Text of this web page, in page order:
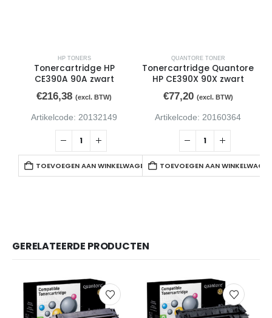
HP TONERS
Tonercartridge HP
CE390A 90A zwart
€216,38 (excl. BTW)
Artikelcode: 20132149
TOEVOEGEN AAN WINKELWAGEN
QUANTORE TONER
Tonercartridge Quantore
HP CE390X 90X zwart
€77,20 (excl. BTW)
Artikelcode: 20160364
TOEVOEGEN AAN
GERELATEERDE PRODUCTEN